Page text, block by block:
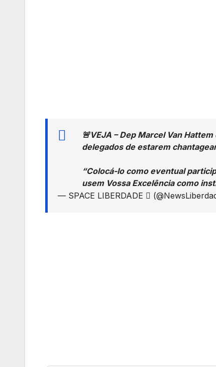
🚨VEJA – Dep Marcel Van
delegados de estarem
“Colocá-lo como eventual
usem Vossa Excelência como
— SPACE LIBERDADE 